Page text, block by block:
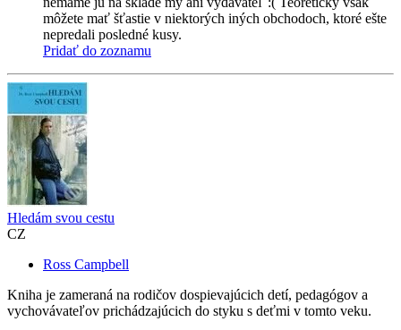
môžete mať šťastie v niektorých iných obchodoch, ktoré ešte
nepredali posledné kusy.
Pridať do zoznamu
Hledám svou cestu
CZ
Ross Campbell
Kniha je zameraná na rodičov dospievajúcich detí, pedagógov a
vychovávateľov prichádzajúcich do styku s deťmi v tomto veku.